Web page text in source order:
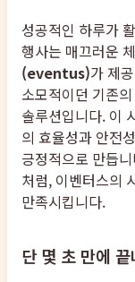
성공적인 하루가
행사는 매끄러운
(eventus)가 제
소모적이던 기존
솔루션입니다. 이
의 효율성과 안전
긍정적으로 만듭
처럼, 이벤터스의
만족시킵니다.
단 몇 초 만에